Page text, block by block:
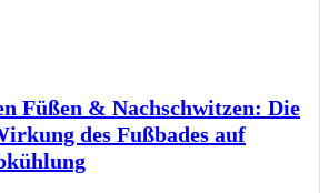
Füßen & Nachschwitzen: Die
des Fußbades auf